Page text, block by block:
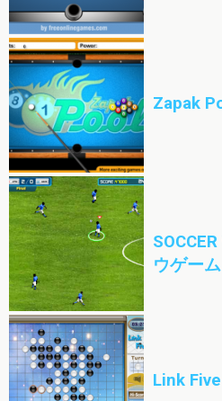
Zapak
ウゲーム
Link